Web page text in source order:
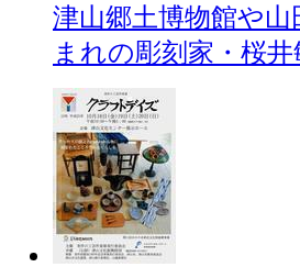
津山郷土博物館や
まれの彫刻家・桜